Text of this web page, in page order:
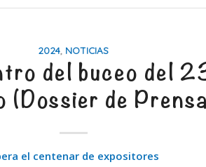
2024, NOTICIAS
del buceo del
(Dossier de
el centenar de expositores